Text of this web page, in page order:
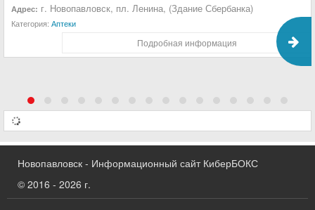
Адрес: г. Новопавловск, пл. Ленина, (Здание Сбербанка)
Категория: Аптеки
Подробная информация
Новопавловск - Информационный сайт КиберБОКС
© 2016 - 2026 г.